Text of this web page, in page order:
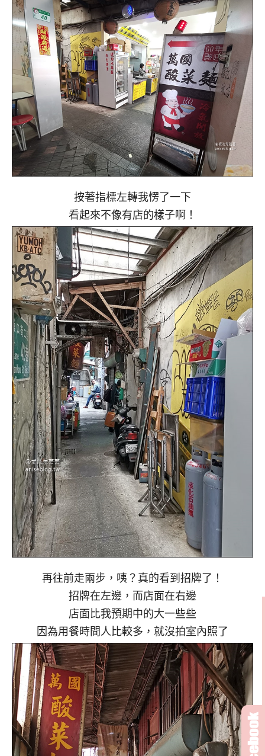
按著指標左轉我愣了一下
看起來不像有店的樣子啊！
再往前走兩步，咦？真的看到招牌了！
招牌在左邊，而店面在右邊
店面比我預期中的大一些些
因為用餐時間人比較多，就沒拍室內照了